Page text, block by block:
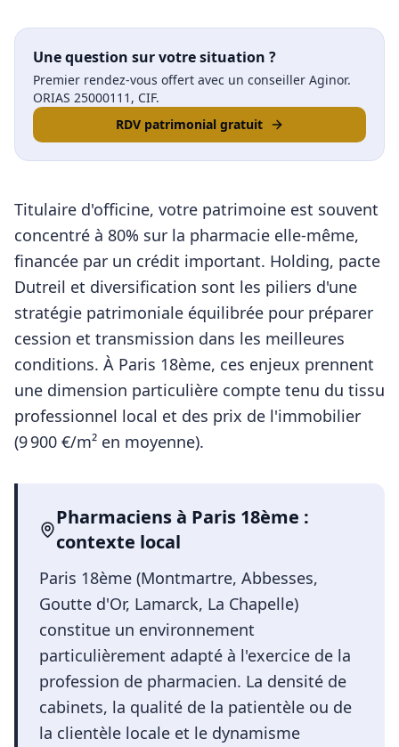
Une question sur votre situation ?
Premier rendez-vous offert avec un conseiller Aginor.
ORIAS 25000111, CIF.
RDV patrimonial gratuit
Titulaire d'officine, votre patrimoine est souvent
concentré à 80% sur la pharmacie elle-même,
financée par un crédit important. Holding, pacte
Dutreil et diversification sont les piliers d'une
stratégie patrimoniale équilibrée pour préparer
cession et transmission dans les meilleures
conditions. À Paris 18ème, ces enjeux prennent
une dimension particulière compte tenu du tissu
professionnel local et des prix de l'immobilier
(9 900 €/m² en moyenne).
Pharmaciensà Paris 18ème :
contexte local
Paris 18ème (Montmartre, Abbesses,
Goutte d'Or, Lamarck, La Chapelle)
constitue un environnement
particulièrement adapté à l'exercice de la
profession de pharmacien. La densité de
cabinets, la qualité de la patientèle ou de
la clientèle locale et le dynamisme